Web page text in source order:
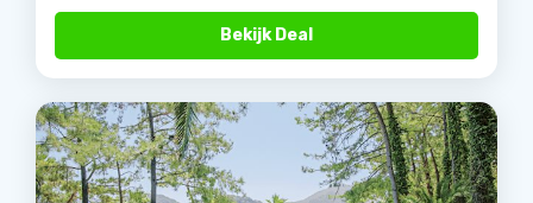
Bekijk Deal